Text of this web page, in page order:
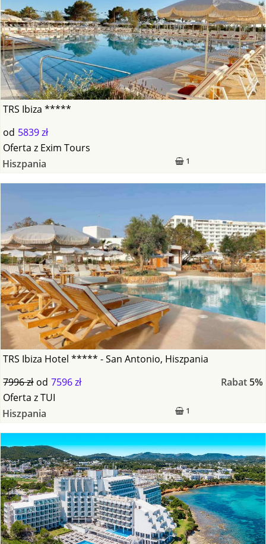
TRS Ibiza *****
od 5839 zł
1
Oferta z Exim Tours
Hiszpania
TRS Ibiza Hotel ***** - San Antonio, Hiszpania
7996 zł od 7596 zł Rabat 5%
1
Oferta zTUI
Hiszpania